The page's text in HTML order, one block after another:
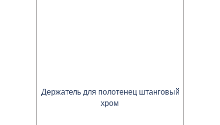
Держатель для полотенец штанговый
хром